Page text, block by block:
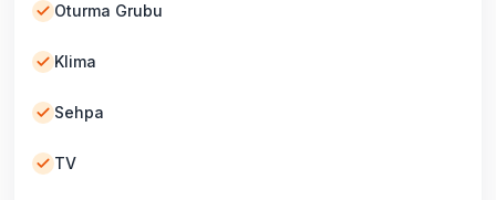
Oturma Grubu
Klima
Sehpa
TV